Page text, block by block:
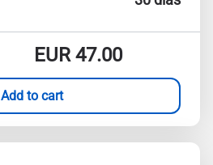
EUR47.00
Add to cart